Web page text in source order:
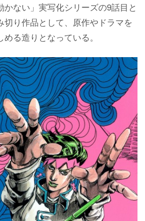
かない」実写化シリーズの9話目と
切り作品として、原作やドラマを
る造りとなっている。